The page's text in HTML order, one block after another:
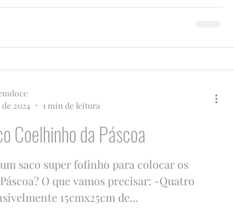
Coelhinho da Páscoa
saco super fofinho para colocar os
O que vamos precisar: -Quatro
15cmx25cm de...
de 2024
1 min de leitura